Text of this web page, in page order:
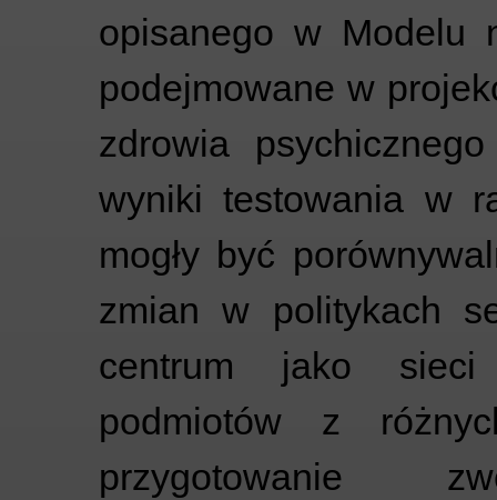
opisanego w Modelu
podejmowane w
zdrowia
wyniki testowania w
mogły być
zmian w politykach
centrum jako sieci
podmiotów z
przygotowanie